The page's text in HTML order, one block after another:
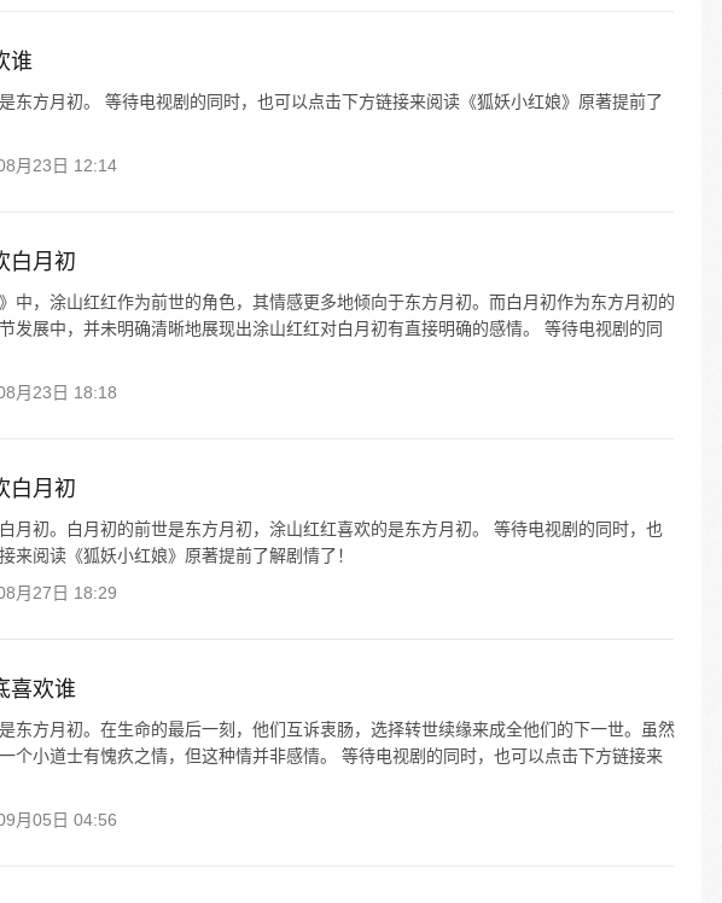
谁
东方月初。 等待电视剧的同时，也可以点击下方链接来阅读《狐妖小红娘》原著提前了
月23日 12:14
白月初
中，涂山红红作为前世的角色，其情感更多地倾向于东方月初。而白月初作为东方月初的
发展中，并未明确清晰地展现出涂山红红对白月初有直接明确的感情。 等待电视剧的同
月23日 18:18
白月初
月初。白月初的前世是东方月初，涂山红红喜欢的是东方月初。 等待电视剧的同时，也
来阅读《狐妖小红娘》原著提前了解剧情了！
月27日 18:29
喜欢谁
东方月初。在生命的最后一刻，他们互诉衷肠，选择转世续缘来成全他们的下一世。虽然
个小道士有愧疚之情，但这种情并非感情。 等待电视剧的同时，也可以点击下方链接来
月05日 04:56